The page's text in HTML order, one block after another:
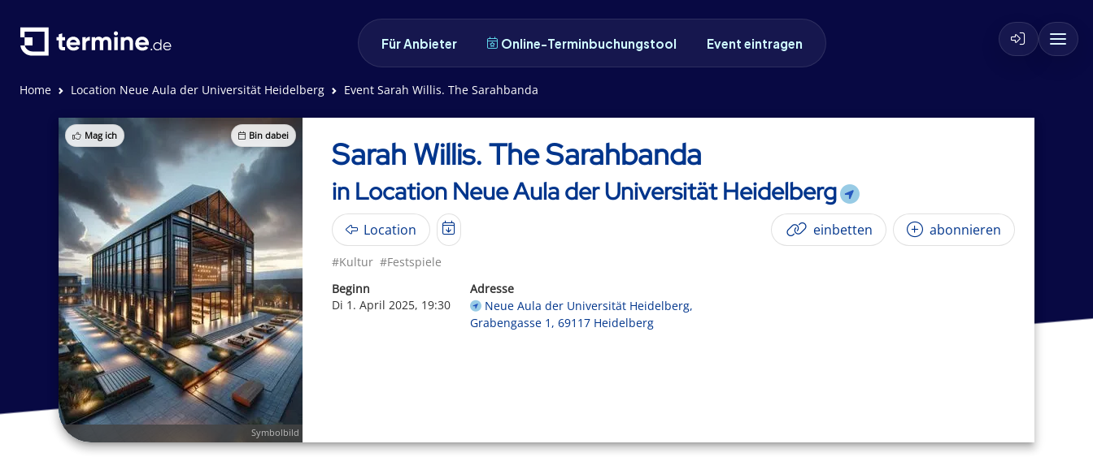
Für Anbieter Online-Terminbuchungstool Event eintragen
Home Location Neue Aula der Universität Heidelberg Event Sarah Willis. The Sarahbanda
Mag ich Bin dabei
Symbolbild
Sarah Willis. The Sarahbanda
in Location Neue Aula der Universität Heidelberg
Location einbetten abonnieren
#Kultur #Festspiele
Beginn
Di 1. April 2025, 19:30
Adresse
Neue Aula der Universität Heidelberg,
Grabengasse 1, 69117 Heidelberg